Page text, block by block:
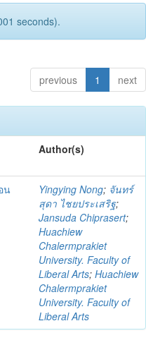
seconds).
previous 1 next
Author(s)
น
Yingying Nong; จันทร์
สุดา ไชยประเสริฐ;
Jansuda Chiprasert;
Huachiew
Chalermprakiet
University. Faculty of
Liberal Arts; Huachiew
Chalermprakiet
University. Faculty of
Liberal Arts